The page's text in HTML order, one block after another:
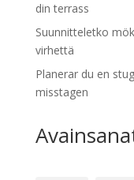
din terrass
Suunnitteletko
virhettä
Planerar du en
misstagen